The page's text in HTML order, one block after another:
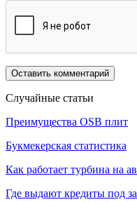
Случайные статьи
Преимущества OSB плит
Букмекерская статистика
Как работает турбина на
Где выдают кредиты под